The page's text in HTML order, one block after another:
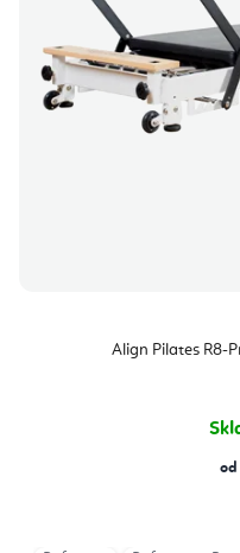
Align Pilates R8-
od